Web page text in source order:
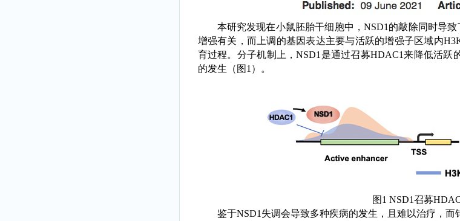
本研究发现在小鼠胚胎干细胞中，NSD1 的敲除同时导
增强有关，而上调的基因表达主要与活跃的增强子区域内
育过程。分子机制上，NSD1 是通过召募HDAC1来降低活跃
的发生（图1 ）。
图1 NSD1召募
鉴于NSD1 失调会导致多种疾病的发生，且难以治疗，而